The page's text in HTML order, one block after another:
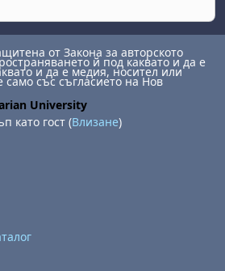
от Закона за авторското
й под каквато и да е
и да е медия, носител или
със съгласието на Нов
University
като гост (Влизане)